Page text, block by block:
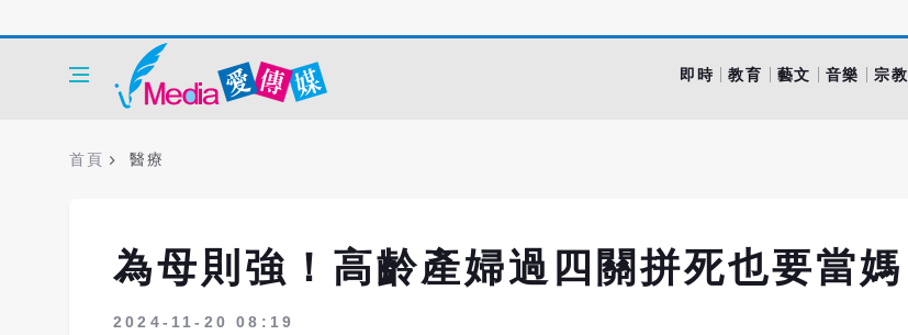
即時 教育 藝文 音樂 宗教
首頁 醫療
為母則強！高齡產婦過四關拼死也要當媽
2024-11-20 08:19